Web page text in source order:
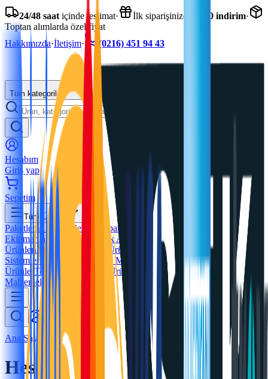
24/48 saat içinde teslimat· İlk siparişinizde %20 indirim·
Toptan alımlarda özel fiyat
Hakkımızda·İletişim· (0216) 451 94 43
Tüm kategoriler
Hesabım
Giriş yap
Sepetim
Tüm Ürünler
Paketleme Makineleri Ve Aparatları
Depo ve Taşıma
Ekipmanları
Plastik Ve Esnek Ambalajlar Koruyucu ve Kargo
ÜrünleriBant ve Yapıştırıcı Ürünler
Yük Sabitleme
Sistemleri
Etiketleme Ve Ofis Malzmeleri
İş Güvenliği ve Koruyucu
Ürünler Temizlik ve Hijyen Ürünleri
Endüstriyel Yapı
MalzemeleriBlog
Ana Sayfa Hesabım
Hesabım